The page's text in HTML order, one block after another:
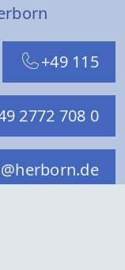
+49 115
2772 708 0